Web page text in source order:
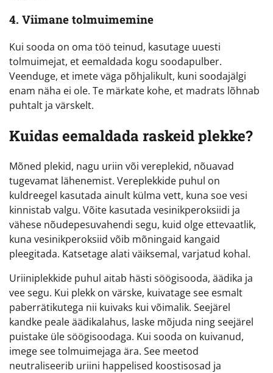
4. Viimane tolmuimemine
Kui sooda on oma töö teinud, kasutage uuesti
tolmuimejat, et eemaldada kogu soodapulber.
Veenduge, et imete väga põhjalikult, kuni soodajälgi
enam näha ei ole. Te märkate kohe, et madrats lõhnab
puhtalt ja värskelt.
Kuidas eemaldada raskeid plekke?
Mõned plekid, nagu uriin või vereplekid, nõuavad
tugevamat lähenemist. Vereplekkide puhul on
kuldreegel kasutada ainult külma vett, kuna soe vesi
kinnistab valgu. Võite kasutada vesinikperoksiidi ja
vähese nõudepesuvahendi segu, kuid olge ettevaatlik,
kuna vesinikperoksiid võib mõningaid kangaid
pleegitada. Katsetage alati väiksemal, varjatud kohal.
Uriiniplekkide puhul aitab hästi söögisooda, äädika ja
vee segu. Kui plekk on värske, kuivatage see esmalt
paberrätikutega nii kuivaks kui võimalik. Seejärel
kandke peale äädikalahus, laske mõjuda ning seejärel
puistake üle söögisoodaga. Kui sooda on kuivanud,
imege see tolmuimejaga ära. See meetod
neutraliseerib uriini happelised koostisosad ja